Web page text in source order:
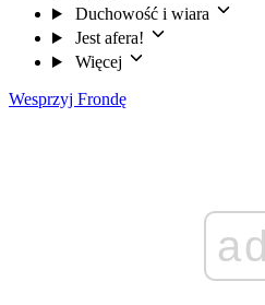
Duchowość i wiara
Jest afera!
Więcej
Wesprzyj Frondę
ad